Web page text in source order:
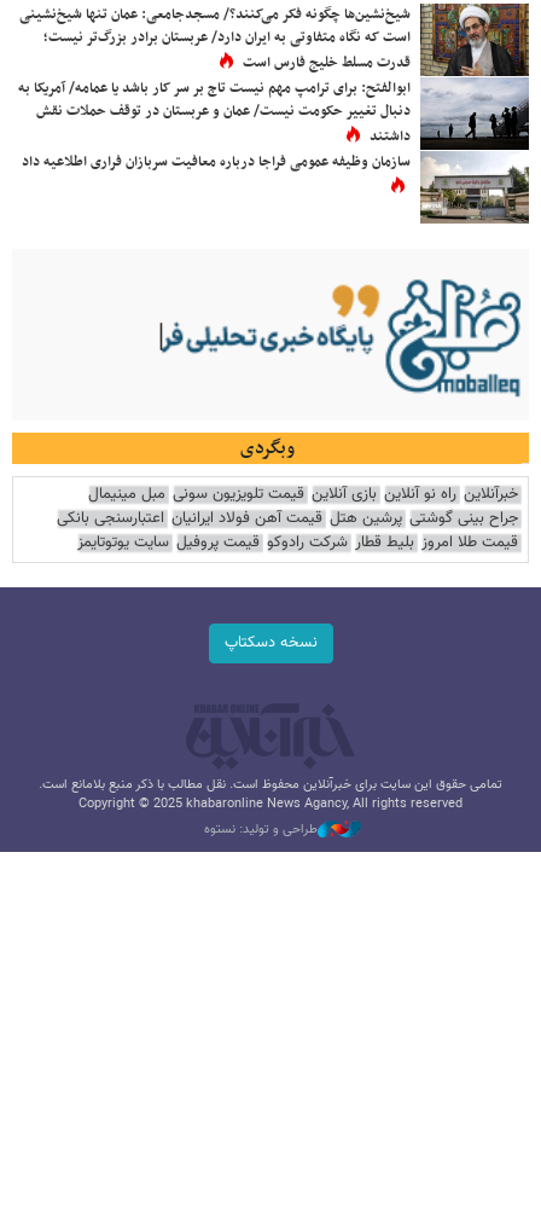
شیخ‌نشین‌ها چگونه فکر می‌کنند؟/ مسجدجامعی: عمان تنها شیخ‌نشینی
است که نگاه متفاوتی به ایران دارد/ عربستان برادر بزرگ‌تر نیست؛
قدرت مسلط خلیج فارس است
ابوالفتح: برای ترامپ مهم نیست تاج بر سر کار باشد یا عمامه/ آمریکا به
دنبال تغییر حکومت نیست/ عمان و عربستان در توقف حملات نقش
داشتند
سازمان وظیفه عمومی فراجا درباره معافیت سربازان فراری اطلاعیه داد
وبگردی
خبرآنلاین راه نو آنلاین بازی آنلاین قیمت تلویزیون سونی مبل مینیمال
جراح بینی گوشتی پرشین هتل قیمت آهن فولاد ایرانیان اعتبارسنجی بانکی
قیمت طلا امروز بلیط قطار شرکت رادوکو قیمت پروفیل سایت یوتوتایمز
نسخه دسکتاپ
تمامی حقوق این سایت برای خبرآنلاین محفوظ است. نقل مطالب با ذکر منبع بلامانع است.
Copyright © 2025 khabaronline News Agancy, All rights reserved
طراحی و تولید: نستوه